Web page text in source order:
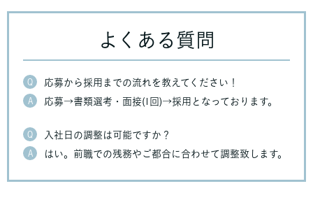
よくある質問
Q 応募から採用までの流れを教えてください！
A 応募→書類選考・面接(1回)→採用となっております。
Q 入社日の調整は可能ですか？
A はい。前職での残務やご都合に合わせて調整致します。